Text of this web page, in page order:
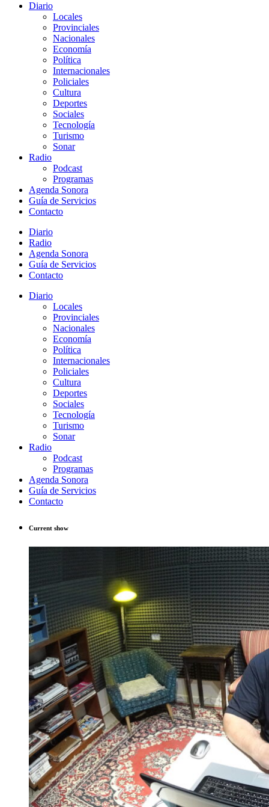
Diario
Locales
Provinciales
Nacionales
Economía
Política
Internacionales
Policiales
Cultura
Deportes
Sociales
Tecnología
Turismo
Sonar
Radio
Podcast
Programas
Agenda Sonora
Guía de Servicios
Contacto
Diario
Radio
Agenda Sonora
Guía de Servicios
Contacto
Diario
Locales
Provinciales
Nacionales
Economía
Política
Internacionales
Policiales
Cultura
Deportes
Sociales
Tecnología
Turismo
Sonar
Radio
Podcast
Programas
Agenda Sonora
Guía de Servicios
Contacto
Current show